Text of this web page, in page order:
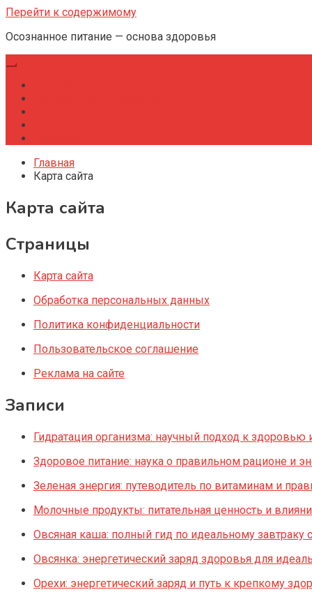
Перейти к содержимому
Осознанное питание — основа здоровья
Главная
Карта сайта
Карта сайта
Страницы
Карта сайта
Обработка персональных данных
Политика конфиденциальности
Пользовательское соглашение
Реклама на сайте
Записи
Гидратация организма: научный подход к здоровью
Здоровое питание: наука о правильном рационе и
Зеленая энергия: путеводитель по витаминам и
Молочные продукты: питательная ценность и
Овсяная каша: полный гид по идеальному завтраку
Овсянка: энергетический заряд здоровья для
Орехи: энергетический заряд и путь к крепкому